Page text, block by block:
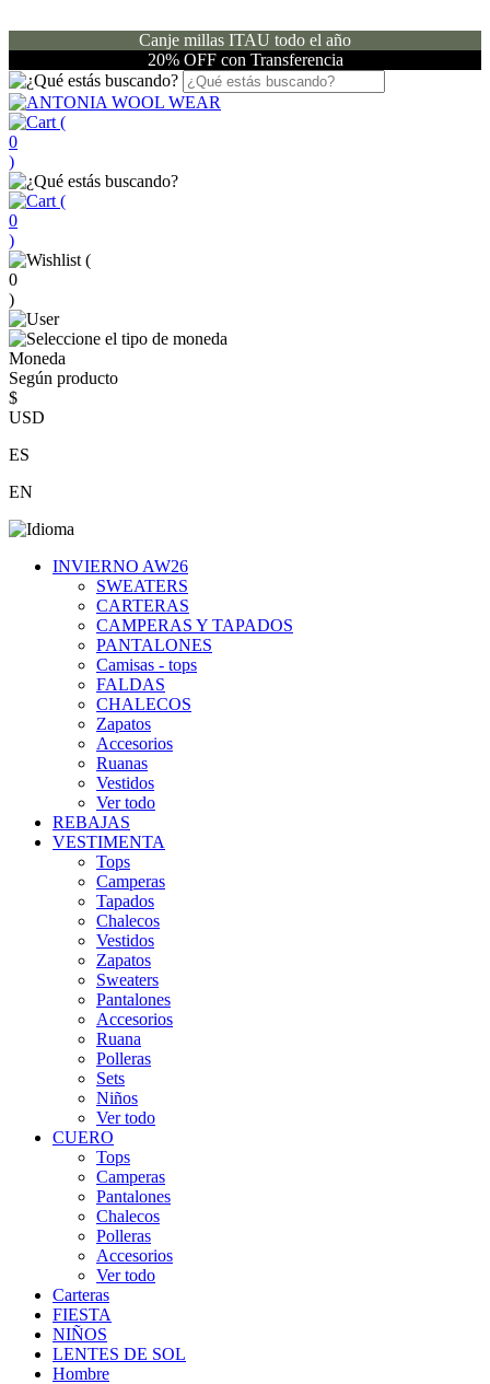
Canje millas ITAU todo el año
20% OFF con Transferencia
(
0
)
(
0
)
(
0
)
Moneda
Según producto
$
USD
ES
EN
INVIERNO AW26
SWEATERS
CARTERAS
CAMPERAS Y TAPADOS
PANTALONES
Camisas - tops
FALDAS
CHALECOS
Zapatos
Accesorios
Ruanas
Vestidos
Ver todo
REBAJAS
VESTIMENTA
Tops
Camperas
Tapados
Chalecos
Vestidos
Zapatos
Sweaters
Pantalones
Accesorios
Ruana
Polleras
Sets
Niños
Ver todo
CUERO
Tops
Camperas
Pantalones
Chalecos
Polleras
Accesorios
Ver todo
Carteras
FIESTA
NIÑOS
LENTES DE SOL
Hombre